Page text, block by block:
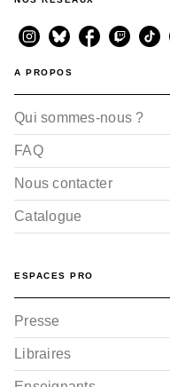
A PROPOS
Qui sommes-nous ?
FAQ
Nous contacter
Catalogue
ESPACES PRO
Presse
Libraires